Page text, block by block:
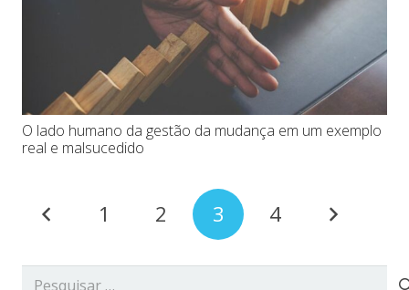
O lado humano da gestão da mudança em um exemplo
real e malsucedido
1 2 3 4
Pesquisar